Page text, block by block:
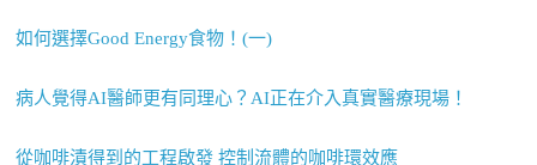
如何選擇Good Energy食物！(一)
病人覺得AI醫師更有同理心？AI正在介入真實醫療現場！
從咖啡漬得到的工程啟發 控制流體的咖啡環效應